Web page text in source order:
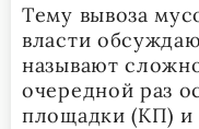
Тему вывоза
власти
называют
очередной раз
площадки (КП) и